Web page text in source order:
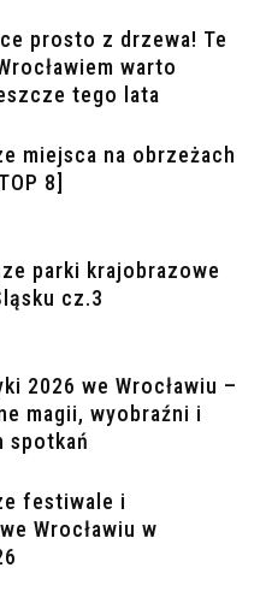
prosto z drzewa! Te
warto
tego lata
miejsca na obrzeżach
8]
parki krajobrazowe
cz.3
2026 we Wrocławiu –
magii, wyobraźni i
spotkań
festiwale i
Wrocławiu w